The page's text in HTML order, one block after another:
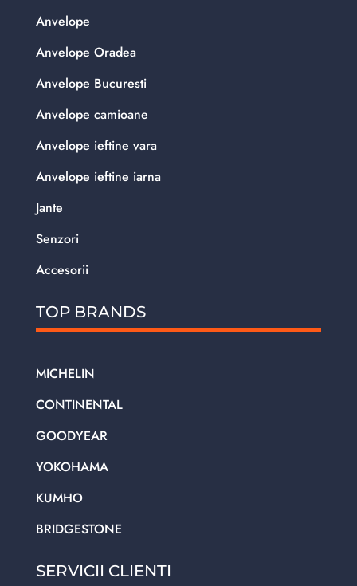
Anvelope
Anvelope Oradea
Anvelope Bucuresti
Anvelope camioane
Anvelope ieftine vara
Anvelope ieftine iarna
Jante
Senzori
Accesorii
TOP BRANDS
MICHELIN
CONTINENTAL
GOODYEAR
YOKOHAMA
KUMHO
BRIDGESTONE
SERVICII CLIENTI